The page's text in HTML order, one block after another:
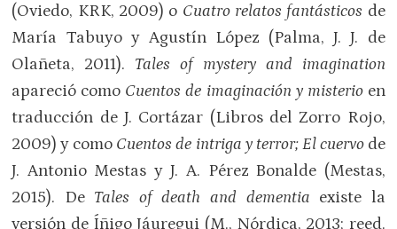
(Oviedo, KRK, 2009) o Cuatro relatos fantásticos de
María Tabuyo y Agustín López (Palma, J. J. de
Olañeta, 2011). Tales of mystery and imagination
apareció como Cuentos de imaginación y misterio en
traducción de J. Cortázar (Libros del Zorro Rojo,
2009) y como Cuentos de intriga y terror; El cuervo de
J. Antonio Mestas y J. A. Pérez Bonalde (Mestas,
2015). De Tales of death and dementia existe la
versión de Íñigo Jáuregui (M., Nórdica, 2013; reed.